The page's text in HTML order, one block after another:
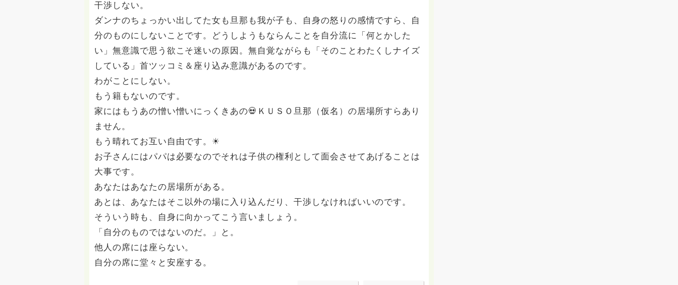
干渉しない。
ダンナのちょっかい出してた女も旦那も我が子も、自身の怒りの感情ですら、自
分のものにしないことです。どうしようもならんことを自分流に「何とかした
い」無意識で思う欲こそ迷いの原因。無自覚ながらも「そのことわたくしナイズ
している」首ツッコミ＆座り込み意識があるのです。
わがことにしない。
もう籍もないのです。
家にはもうあの憎い憎いにっくきあの💀ＫＵＳＯ旦那（仮名）の居場所すらあり
ません。
もう晴れてお互い自由です。☀
お子さんにはパパは必要なのでそれは子供の権利として面会させてあげることは
大事です。
あなたはあなたの居場所がある。
あとは、あなたはそこ以外の場に入り込んだり、干渉しなければいいのです。
そういう時も、自身に向かってこう言いましょう。
「自分のものではないのだ。」と。
他人の席には座らない。
自分の席に堂々と安座する。